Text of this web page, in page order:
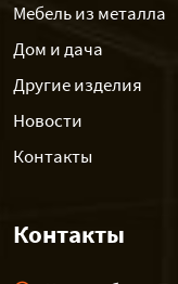
Мебель из металла
Дом и дача
Другие изделия
Новости
Контакты
Контакты